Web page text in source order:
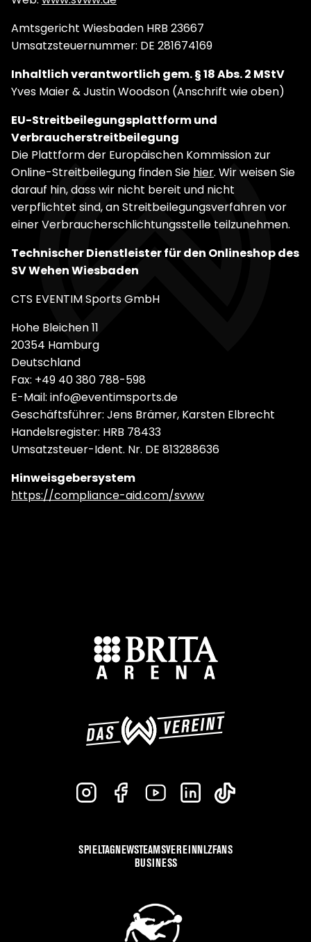
Amtsgericht Wiesbaden HRB 23667
Umsatzsteuernummer: DE 281674169
Inhaltlich verantwortlich gem. § 18 Abs. 2 MStV
Yves Maier & Justin Woodson (Anschrift wie oben)
EU-Streitbeilegungsplattform und
Verbraucherstreitbeilegung
Die Plattform der Europäischen Kommission zur
Online-Streitbeilegung finden Sie hier. Wir weisen Sie
darauf hin, dass wir nicht bereit und nicht
verpflichtet sind, an Streitbeilegungsverfahren vor
einer Verbraucherschlichtungsstelle teilzunehmen.
Technischer Dienstleister für den Onlineshop des
SV Wehen Wiesbaden
CTS EVENTIM Sports GmbH
Hohe Bleichen 11
20354 Hamburg
Deutschland
Fax: +49 40 380 788-598
E-Mail: info@eventimsports.de
Geschäftsführer: Jens Brämer, Karsten Elbrecht
Handelsregister: HRB 78433
Umsatzsteuer-Ident. Nr. DE 813288636
Hinweisgebersystem
https://compliance-aid.com/svww
SPIELTAGNEWSTEAMSVEREINNLZFANS
BUSINESS